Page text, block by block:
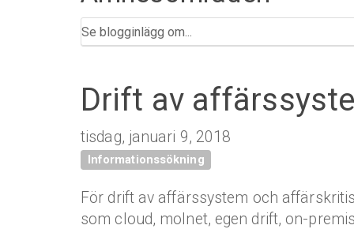
Drift av
tisdag, januari 9, 2018
Informationssökning
För drift av affärssystem och
som cloud, molnet, egen drift, on-